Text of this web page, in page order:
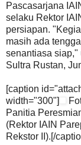
Pascasarjana
selaku Rektor
persiapan.
masih ada
senantiasa siap,"
Sultra Rustan,
[caption
width="300"]
Panitia
(Rektor IAIN
Rekstor II).[/